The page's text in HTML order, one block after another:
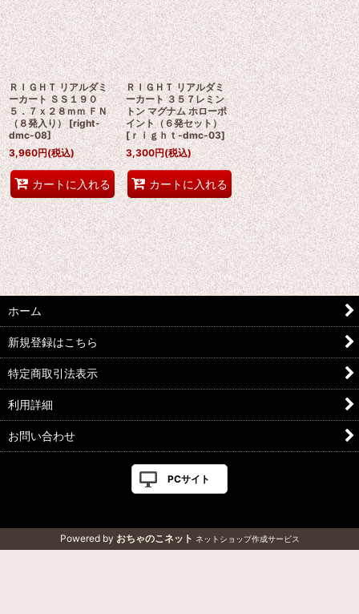
ＲＩＧＨＴ リアルダミ
ーカート ＳＳ１９０
５．７ｘ２８ｍｍ ＦＮ
（８発入り） [right-
dmc-08]
3,960円(税込)
カートに入れる
ＲＩＧＨＴ リアルダミ
ーカート ３５７レミン
トン マグナム ホローポ
イント（６発セット）
[ｒｉｇｈｔ-dmc-03]
3,300円(税込)
カートに入れる
ホーム
新規登録はこちら
特定商取引法表示
利用詳細
お問い合わせ
PCサイト
Powered by おちゃのこネット ネットショップ作成サービス